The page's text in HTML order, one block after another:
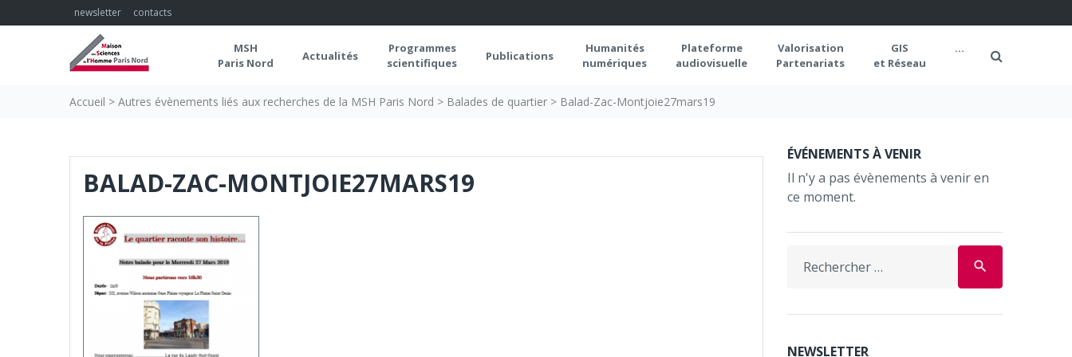
to
newsletter contacts
MSH
Paris Nord
Actualités
Programmes
scientifiques
Publications
Humanités
numériques
Plateforme
audiovisuelle
Valorisation
Partenariats
GIS
et Réseau
...
Accueil > Autres évènements liés aux recherches de la MSH Paris Nord > Balades de quartier > Balad-Zac-Montjoie27mars19
BALAD-ZAC-MONTJOIE27MARS19
ÉVÉNEMENTS À VENIR
Il n'y a pas évènements à venir en
ce moment.
for:
search
NEWSLETTER